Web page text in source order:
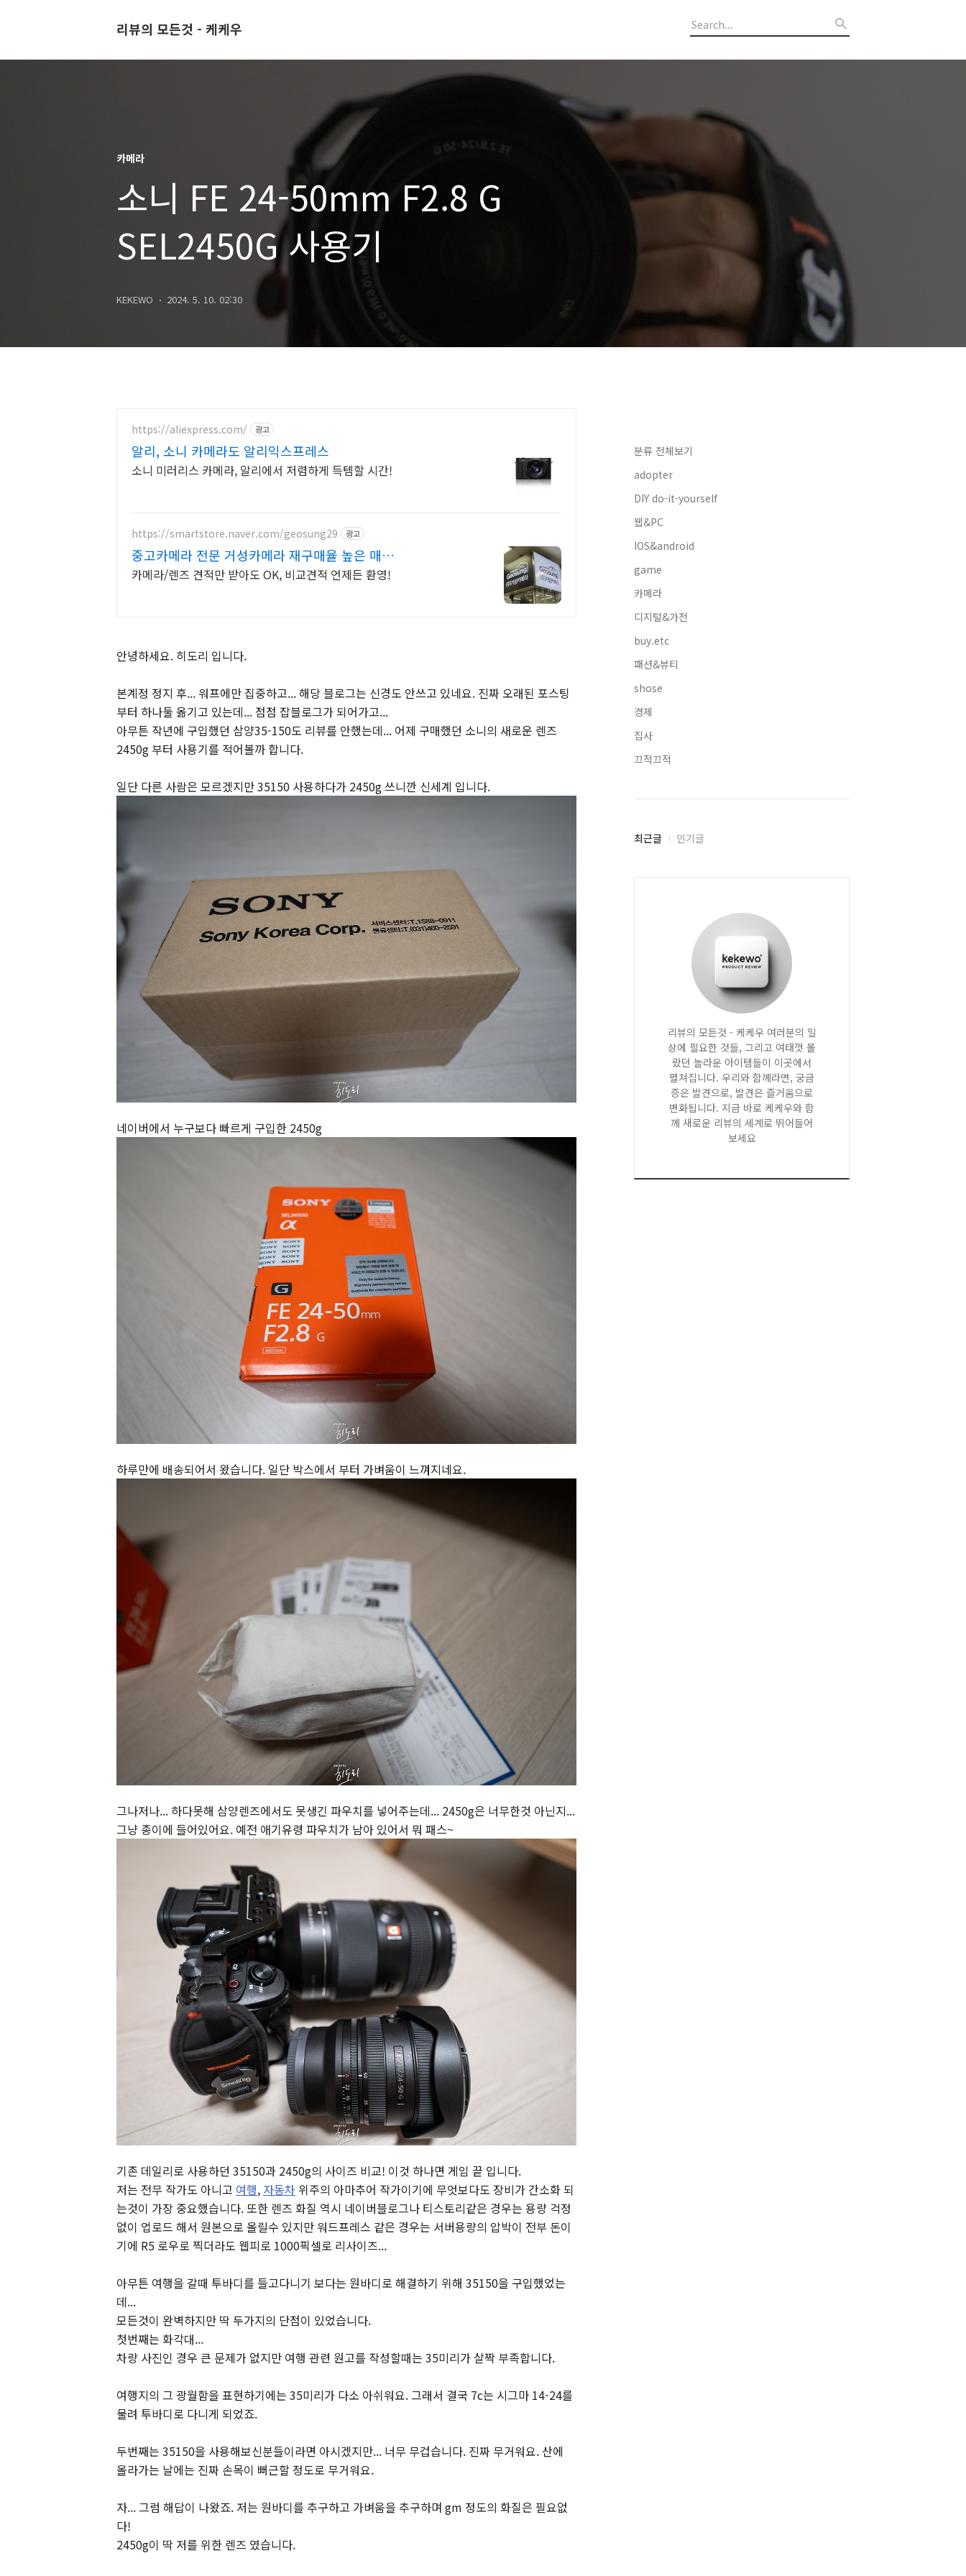
리뷰의 모든것 - 케케우
카메라
소니 FE 24-50mm F2.8 G
SEL2450G 사용기
KEKEWO 2024. 5. 10. 02:30
https://aliexpress.com/ 광고
알리, 소니 카메라도 알리익스프레스
소니 미러리스 카메라, 알리에서 저렴하게 득템할 시간!
https://smartstore.naver.com/geosung29 광고
중고카메라 전문 거성카메라 재구매율 높은 매
장!
카메라/렌즈 견적만 받아도 OK, 비교견적 언제든 환영!
안녕하세요. 히도리 입니다.
본계정 정지 후... 워프에만 집중하고... 해당 블로그는 신경도 안쓰고 있네요. 진짜 오래된 포스팅
부터 하나둘 옮기고 있는데... 점점 잡블로그가 되어가고...
아무튼 작년에 구입했던 삼양35-150도 리뷰를 안했는데... 어제 구매했던 소니의 새로운 렌즈
2450g 부터 사용기를 적어볼까 합니다.
일단 다른 사람은 모르겠지만 35150 사용하다가 2450g 쓰니깐 신세계 입니다.
네이버에서 누구보다 빠르게 구입한 2450g
하루만에 배송되어서 왔습니다. 일단 박스에서 부터 가벼움이 느껴지네요.
그나저나... 하다못해 삼양렌즈에서도 못생긴 파우치를 넣어주는데... 2450g은 너무한것 아닌지...
그냥 종이에 들어있어요. 예전 애기유령 파우치가 남아 있어서 뭐 패스~
기존 데일리로 사용하던 35150과 2450g의 사이즈 비교! 이것 하나면 게임 끝 입니다.
저는 전무 작가도 아니고 여행, 자동차 위주의 아마추어 작가이기에 무엇보다도 장비가 간소화 되
는것이 가장 중요했습니다. 또한 렌즈 화질 역시 네이버블로그나 티스토리같은 경우는 용량 걱정
없이 업로드 해서 원본으로 올릴수 있지만 워드프레스 같은 경우는 서버용량의 압박이 전부 돈이
기에 R5 로우로 찍더라도 웹피로 1000픽셀로 리사이즈...
아무튼 여행을 갈때 투바디를 들고다니기 보다는 원바디로 해결하기 위해 35150을 구입했었는
데...
모든것이 완벽하지만 딱 두가지의 단점이 있었습니다.
첫번째는 화각대...
차량 사진인 경우 큰 문제가 없지만 여행 관련 원고를 작성할때는 35미리가 살짝 부족합니다.
여행지의 그 광월함을 표현하기에는 35미리가 다소 아쉬워요. 그래서 결국 7c는 시그마 14-24를
물려 투바디로 다니게 되었죠.
두번째는 35150을 사용해보신분들이라면 아시겠지만... 너무 무겁습니다. 진짜 무거워요. 산에
올라가는 날에는 진짜 손목이 뻐근할 정도로 무거워요.
자... 그럼 해답이 나왔죠. 저는 원바디를 추구하고 가벼움을 추구하며 gm 정도의 화질은 필요없
다!
2450g이 딱 저를 위한 렌즈 였습니다.
분류 전체보기
adopter
DIY do-it-yourself
웹&PC
IOS&android
game
카메라
디지털&가전
buy.etc
패션&뷰티
shose
경제
집사
끄적끄적
최
최근글 인기글
리뷰의 모든것 - 케케우 여러분의 일
상에 필요한 것들, 그리고 여태껏 몰
랐던 놀라운 아이템들이 이곳에서
펼쳐집니다. 우리와 함께라면, 궁금
증은 발견으로, 발견은 즐거움으로
변화됩니다. 지금 바로 케케우와 함
께 새로운 리뷰의 세계로 뛰어들어
보세요